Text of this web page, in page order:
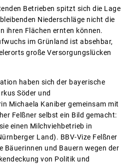
Betrieben spitzt sich die Lage
Niederschläge nicht die
ihren Flächen ernten können.
im Grünland ist absehbar,
große Versorgungslücken
haben sich der bayerische
Söder und
Michaela Kaniber gemeinsam mit
Felßner selbst ein Bild gemacht:
einen Milchviehbetrieb in
Land). BBV-Vize Felßner
Bäuerinnen und Bauern wegen der
von Politik und